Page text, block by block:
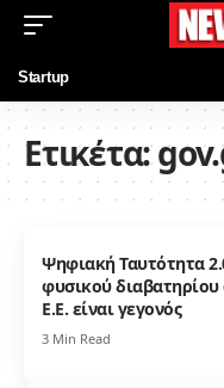
Startup
Ετικέτα:
Ψηφιακή Ταυτότητα
φυσικού διαβατηρίου
Ε.Ε. είναι γεγονός
3 Min Read